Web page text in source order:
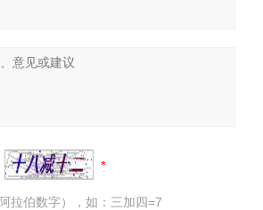
拉伯数字），如：三加四=7